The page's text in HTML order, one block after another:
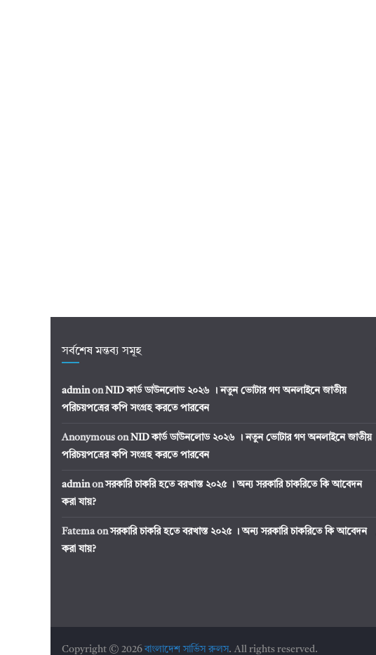
সর্বশেষ মন্তব্য সমূহ
adminonNID কার্ড ডাউনলোড ২০২৬ । নতুন ভোটার গণ অনলাইনে জাতীয়
পরিচয়পত্রের কপি সংগ্রহ করতে পারবেন
Anonymous onNID কার্ড ডাউনলোড ২০২৬ । নতুন ভোটার গণ অনলাইনে জাতীয়
পরিচয়পত্রের কপি সংগ্রহ করতে পারবেন
adminonসরকারি চাকরি হতে বরখাস্ত ২০২৫ । অন্য সরকারি চাকরিতে কি আবেদন
করা যায়?
Fatemaonসরকারি চাকরি হতে বরখাস্ত ২০২৫ । অন্য সরকারি চাকরিতে কি আবেদন
করা যায়?
Copyright © 2026বাংলাদেশ সার্ভিস রুলস. All rights reserved.